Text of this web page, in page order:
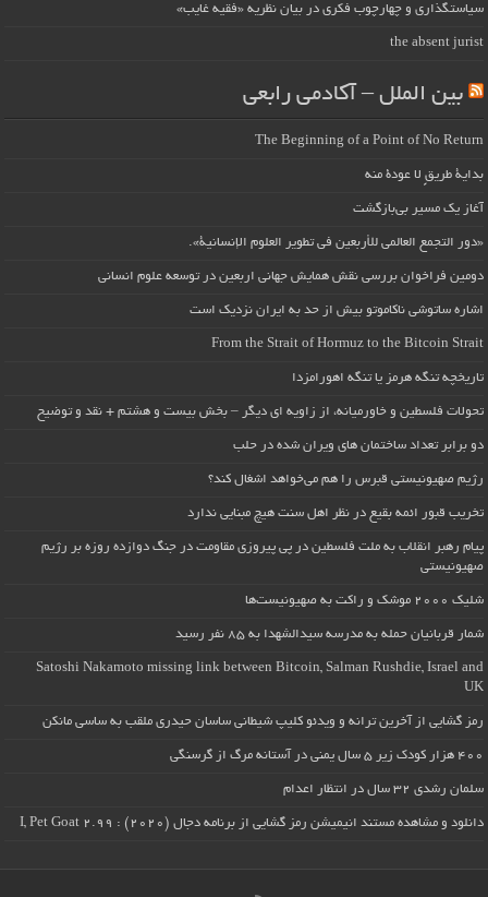
سیاستگذاری و چهارچوب فکری در بیان نظریه «فقیه غایب»
the absent jurist
بین الملل – آکادمی رابعی
The Beginning of a Point of No Return
بداية طريقٍ لا عودة منه
آغاز یک مسیر بی‌بازگشت
«دور التجمع العالمي للأربعين في تطوير العلوم الإنسانية».
دومین فراخوان بررسی نقش همایش جهانی اربعین در توسعه علوم انسانی
اشاره ساتوشی ناکاموتو بیش از حد به ایران نزدیک است
From the Strait of Hormuz to the Bitcoin Strait
تاریخچه تنگه هرمز یا تنگه اهورامزدا
تحولات فلسطین و خاورمیانه، از زاویه ای دیگر – بخش بیست و هشتم + نقد و توضیح
دو برابر تعداد ساختمان های ویران شده در حلب
رژیم صهیونیستی قبرس را هم می‌خواهد اشغال کند؟
تخریب قبور ائمه بقیع در نظر اهل سنت هیچ مبنایی ندارد
پیام رهبر انقلاب به ملت فلسطین در پی پیروزی مقاومت در جنگ دوازده روزه بر رژیم
صهیونیستی
شلیک ۲۰۰۰ موشک و راکت به صهیونیست‌ها
شمار قربانیان حمله به مدرسه سیدالشهدا به ۸۵ نفر رسید
Satoshi Nakamoto missing link between Bitcoin, Salman Rushdie, Israel and
UK
رمز گشایی از آخرین ترانه و ویدئو کلیپ شیطانی ساسان حیدری ملقب به ساسی مانکن
۴۰۰ هزار کودک زیر ۵ سال یمنی در آستانه مرگ از گرسنگی
سلمان رشدی ۳۲ سال در انتظار اعدام
دانلود و مشاهده مستند انیمیشن رمز گشایی از برنامه دجال (۲۰۲۰) : I, Pet Goat 2.99